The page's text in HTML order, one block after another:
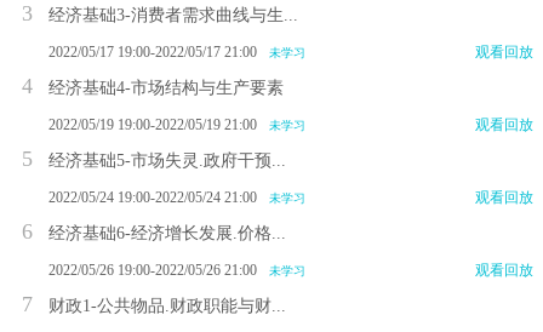
3 经济基础3-消费者需求曲线与生...
2022/05/17 19:00-2022/05/17 21:00 未学习 观看回放
4 经济基础4-市场结构与生产要素
2022/05/19 19:00-2022/05/19 21:00 未学习 观看回放
5 经济基础5-市场失灵.政府干预...
2022/05/24 19:00-2022/05/24 21:00 未学习 观看回放
6 经济基础6-经济增长发展.价格...
2022/05/26 19:00-2022/05/26 21:00 未学习 观看回放
7 财政1-公共物品.财政职能与财...